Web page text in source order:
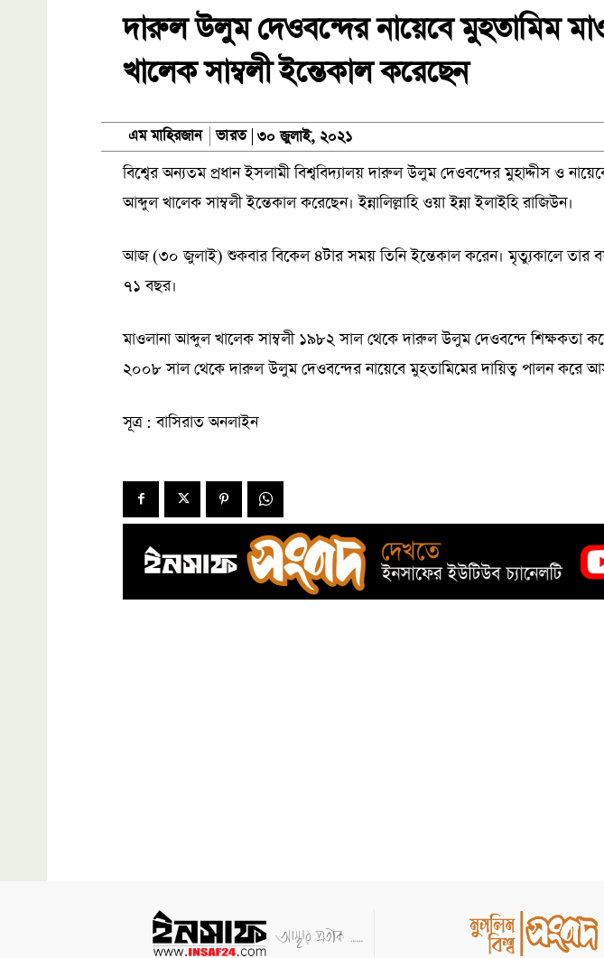
দারুল উলুম দেওবন্দের নায়েবে মুহতামিম
খালেক সাম্বলী ইন্তেকাল করেছেন
এম মাহিরজান ভারত ৩০ জুলাই, ২০২১
বিশ্বের অন্যতম প্রধান ইসলামী বিশ্ববিদ্যালয় দারুল উলুম দেওবন্দের মুহাদ্দীস ও
আব্দুল খালেক সাম্বলী ইন্তেকাল করেছেন। ইন্নালিল্লাহি ওয়া ইন্না ইলাইহি রাজিউন।
আজ (৩০ জুলাই) শুকবার বিকেল ৪টার সময় তিনি ইন্তেকাল করেন। মৃত্যুকালে তার
৭১ বছর।
মাওলানা আব্দুল খালেক সাম্বলী ১৯৮২ সাল থেকে দারুল উলুম দেওবন্দে শিক্ষকতা
২০০৮ সাল থেকে দারুল উলুম দেওবন্দের নায়েবে মুহতামিমের দায়িত্ব পালন করে
সূত্র : বাসিরাত অনলাইন